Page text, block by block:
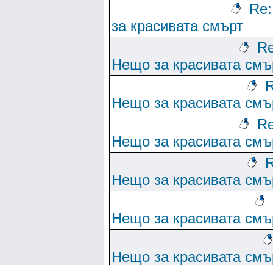
за красивата смърт
Нещо за красивата
Нещо за красивата
Нещо за красивата
Нещо за красивата
Нещо за красивата
Нещо за красивата